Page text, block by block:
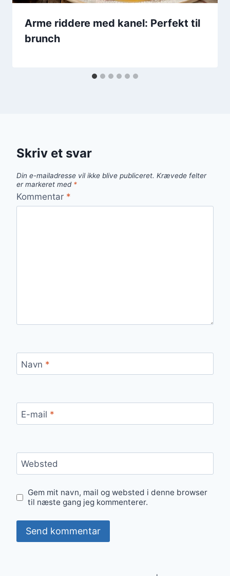
Arme riddere med kanel: Perfekt til
brunch
Skriv et svar
Din e-mailadresse vil ikke blive publiceret. Krævede felter
er markeret med *
Kommentar *
Navn *
E-mail *
Websted
Gem mit navn, mail og websted i denne browser
til næste gang jeg kommenterer.